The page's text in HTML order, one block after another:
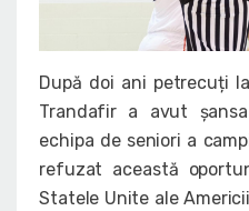
După doi ani petrecuți
Trandafir a avut
echipa de seniori a
refuzat această
Statele Unite ale